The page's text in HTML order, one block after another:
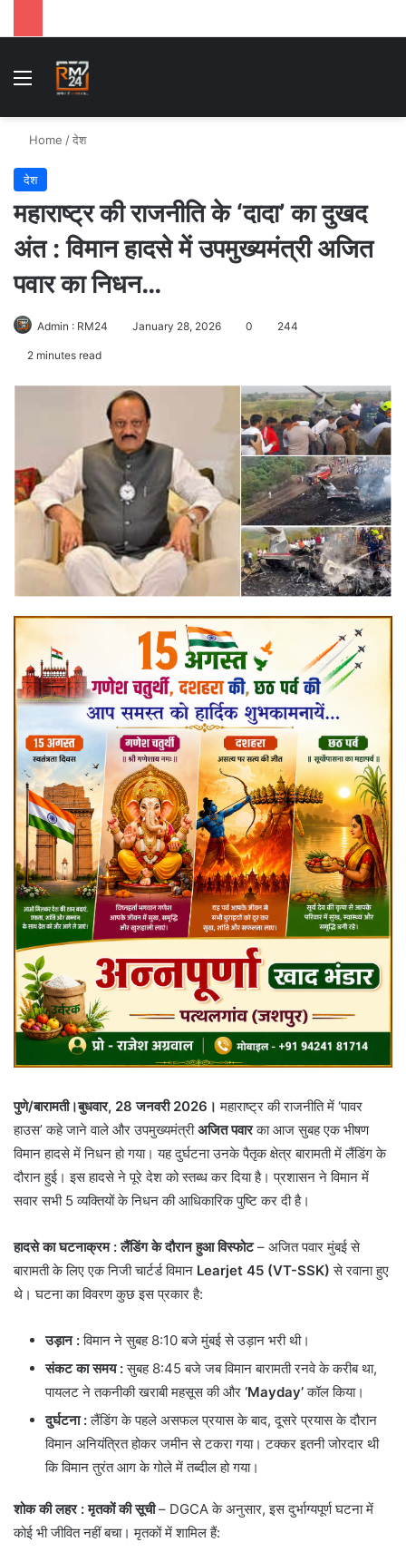
Menu
Home /देश
देश
महाराष्ट्र की राजनीति के ‘दादा’ का दुखद
अंत : विमान हादसे में उपमुख्यमंत्री अजित
पवार का निधन…
Admin : RM24 January 28, 2026 0 244
2 minutes read
पुणे/बारामती।बुधवार, 28 जनवरी 2026। महाराष्ट्र की राजनीति में ‘पावर
हाउस’ कहे जाने वाले और उपमुख्यमंत्रीअजित पवारका आज सुबह एक भीषण
विमान हादसे में निधन हो गया। यह दुर्घटना उनके पैतृक क्षेत्र बारामती में लैंडिंग के
दौरान हुई। इस हादसे ने पूरे देश को स्तब्ध कर दिया है। प्रशासन ने विमान में
सवार सभी 5 व्यक्तियों के निधन की आधिकारिक पुष्टि कर दी है।
हादसे का घटनाक्रम : लैंडिंग के दौरान हुआ विस्फोट– अजित पवार मुंबई से
बारामती के लिए एक निजी चार्टर्ड विमान Learjet 45 (VT-SSK) से रवाना हुए
थे। घटना का विवरण कुछ इस प्रकार है:
उड़ान :विमान ने सुबह 8:10 बजे मुंबई से उड़ान भरी थी।
संकट का समय :सुबह 8:45 बजे जब विमान बारामती रनवे के करीब था,
पायलट ने तकनीकी खराबी महसूस की और ‘Mayday’कॉल किया।
दुर्घटना :लैंडिंग के पहले असफल प्रयास के बाद, दूसरे प्रयास के दौरान
विमान अनियंत्रित होकर जमीन से टकरा गया। टक्कर इतनी जोरदार थी
कि विमान तुरंत आग के गोले में तब्दील हो गया।
शोक की लहर : मृतकों की सूची– DGCA के अनुसार, इस दुर्भाग्यपूर्ण घटना में
कोई भी जीवित नहीं बचा। मृतकों में शामिल हैं: